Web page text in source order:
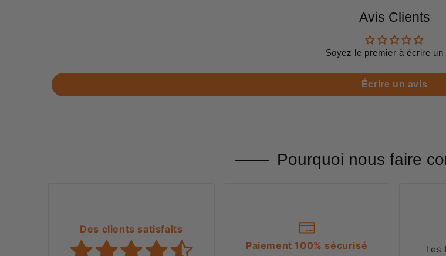
Avis Clients
Soyez le premier à écrire un
Écrire un avis
Pourquoi nous faire
Des clients satisfaits
Paiement 100% sécurisé
Les